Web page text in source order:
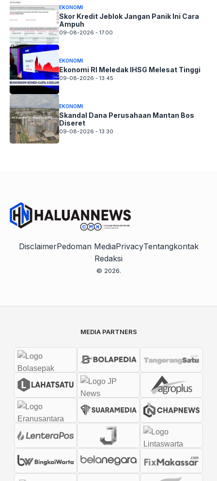
EKONOMI
Skor Kredit Jeblok Jangan Panik Ini Cara
Ampuh
09-08-2026 - 17.00
EKONOMI
Ekonomi RI Meledak IHSG Melesat Tinggi
09-08-2026 - 13.45
EKONOMI
Skandal Dana Perusahaan Mantan Bos
Diseret
09-08-2026 - 13.30
DisclaimerPedoman MediaPrivacyTentangkontak
Redaksi
© 2026.
MEDIA PARTNERS